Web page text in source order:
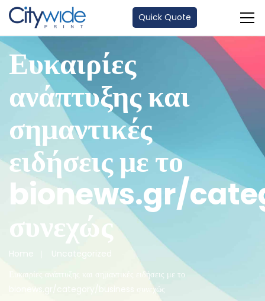
Quick Quote
Ευκαιρίες
ανάπτυξης και
σημαντικές
ειδήσεις με το
bionews.gr/
συνεχώς
Home
Uncategorized
Ευκαιρίες ανάπτυξης και σημαντικές ειδήσεις με το
bionews.gr/category/business συνεχώς